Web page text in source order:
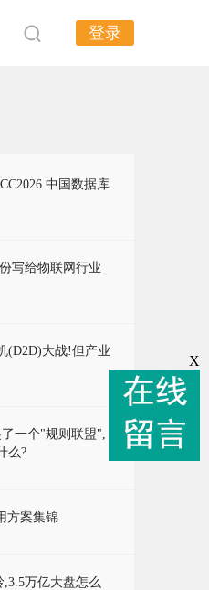
登录
中国数据库
写给物联网行业
(D2D)大战!但产业
一个"规则联盟",
么?
方案集锦
万亿大盘怎么
X